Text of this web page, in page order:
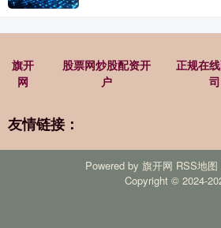
旗开
网
股票网炒股配资开
户
正规在
司
友情链接：
Powered by 旗开网 RSS地图
Copyright © 2024-